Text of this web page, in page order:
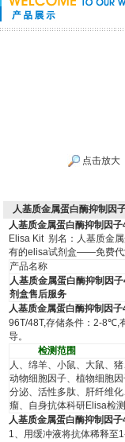
点击放大
人基质金属蛋白酶抑制因
人基质金属蛋白酶抑制因子
Elisa Kit 别名： 人基质金
有的elisa试剂盒——免费
产品名称
人基质金属蛋白酶抑制因子
剂盒售后服务
人基质金属蛋白酶抑制因子
96T/48T,存储条件： 2-8℃,
导。
检测范围
人、绵羊、小鼠、大鼠、
动物细胞因子、植物细胞
分泌、活性多肽、肝纤维
瘤、自身抗体科研Elisa检
人基质金属蛋白酶抑制因子
1、用缓冲液将抗体稀释至